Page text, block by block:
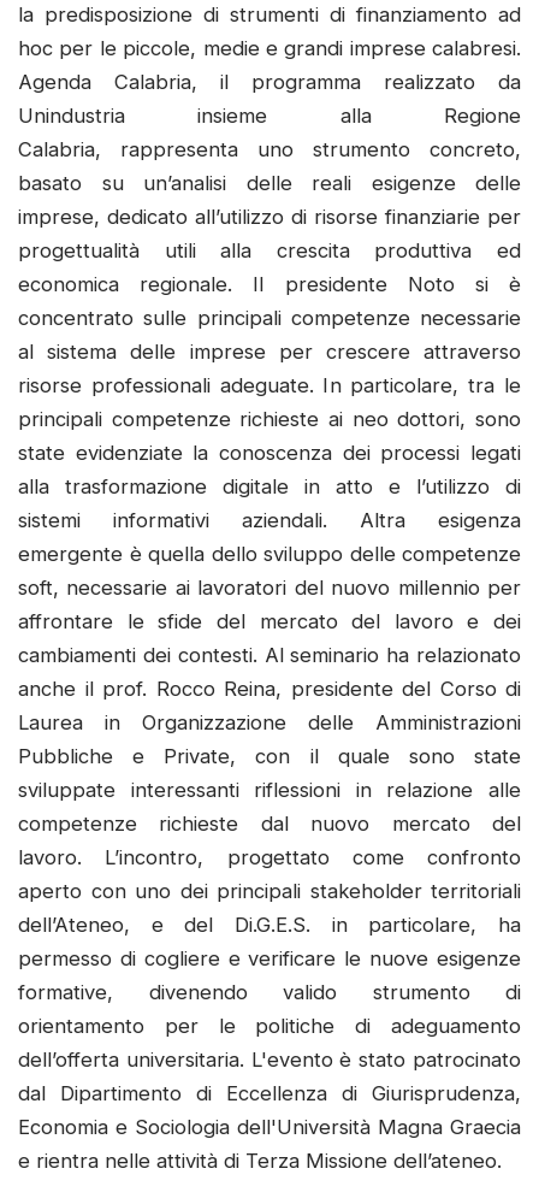
la predisposizione di strumenti di finanziamento ad
hoc per le piccole, medie e grandi imprese calabresi.
Agenda Calabria, il programma realizzato da
Unindustria insieme alla Regione
Calabria, rappresenta uno strumento concreto,
basato su un’analisi delle reali esigenze delle
imprese, dedicato all’utilizzo di risorse finanziarie per
progettualità utili alla crescita produttiva ed
economica regionale. Il presidente Noto si è
concentrato sulle principali competenze necessarie
al sistema delle imprese per crescere attraverso
risorse professionali adeguate. In particolare, tra le
principali competenze richieste ai neo dottori, sono
state evidenziate la conoscenza dei processi legati
alla trasformazione digitale in atto e l’utilizzo di
sistemi informativi aziendali. Altra esigenza
emergente è quella dello sviluppo delle competenze
soft, necessarie ai lavoratori del nuovo millennio per
affrontare le sfide del mercato del lavoro e dei
cambiamenti dei contesti. Al seminario ha relazionato
anche il prof. Rocco Reina, presidente del Corso di
Laurea in Organizzazione delle Amministrazioni
Pubbliche e Private, con il quale sono state
sviluppate interessanti riflessioni in relazione alle
competenze richieste dal nuovo mercato del
lavoro. L’incontro, progettato come confronto
aperto con uno dei principali stakeholder territoriali
dell’Ateneo, e del Di.G.E.S. in particolare, ha
permesso di cogliere e verificare le nuove esigenze
formative, divenendo valido strumento di
orientamento per le politiche di adeguamento
dell’offerta universitaria. L'evento è stato patrocinato
dal Dipartimento di Eccellenza di Giurisprudenza,
Economia e Sociologia dell'Università Magna Graecia
e rientra nelle attività di Terza Missione dell’ateneo.